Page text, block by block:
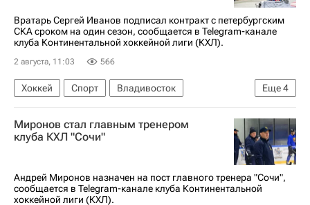
Вратарь Сергей Иванов подписал контракт с петербургским
СКА сроком на один сезон, сообщается в Telegram-канале
клуба Континентальной хоккейной лиги (КХЛ).
2 августа, 11:03 566
Еще4
Хоккей Спорт
Владивосток
Сергей Иванов (политик)
СКА (Санкт-Петербург)
Адмирал
Миронов стал главным тренером
клуба КХЛ "Сочи"
Андрей Миронов назначен на пост главного тренера "Сочи",
сообщается в Telegram-канале клуба Континентальной
хоккейной лиги (КХЛ).